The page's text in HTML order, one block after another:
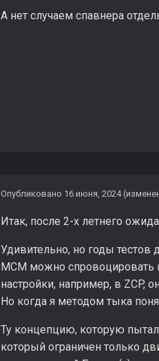
А нет случаем спавнера
Опубликовано 16 июня, 2024
Итак, после 2-х летнего
Удивительно, но годы тестов
МСМ можно спровоцировать
настройки, например, в ZCP,
Но когда я методом тыка
Ту концепцию, которую
который ограничен только